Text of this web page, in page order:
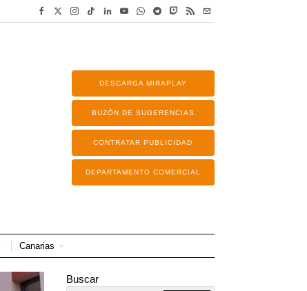
DESCARGA MIRAPLAY
BUZÓN DE SUGERENCIAS
CONTRATAR PUBLICIDAD
DEPARTAMENTO COMERCIAL
Canarias
Buscar